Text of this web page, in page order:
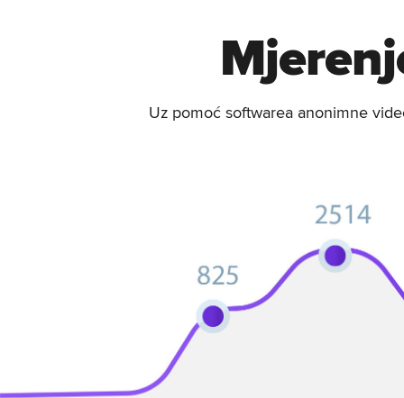
Uz pomoć softwarea anonimne